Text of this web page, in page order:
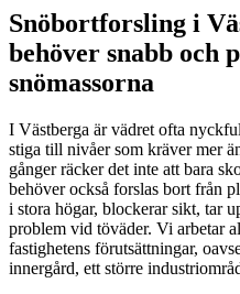
Snöbortforsling i
behöver snabb och
snömassorna
I Västberga är vädret ofta
stiga till nivåer som kräver mer
gånger räcker det inte att bara
behöver också forslas bort från
i stora högar, blockerar sikt, tar
problem vid töväder. Vi arbetar
fastighetens förutsättningar,
innergård, ett större